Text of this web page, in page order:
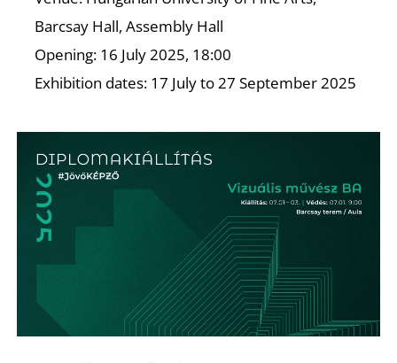
Barcsay Hall, Assembly Hall
Opening: 16 July 2025, 18:00
Exhibition dates: 17 July to 27 September 2025